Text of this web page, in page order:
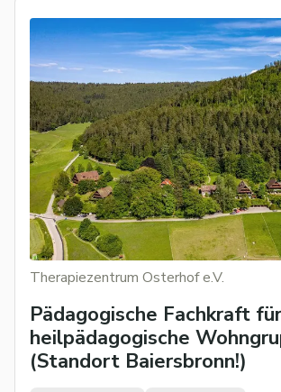
Therapiezentrum Osterhof e.V.
Pädagogische Fachkraft für
heilpädagogische
(Standort Baiersbronn!)